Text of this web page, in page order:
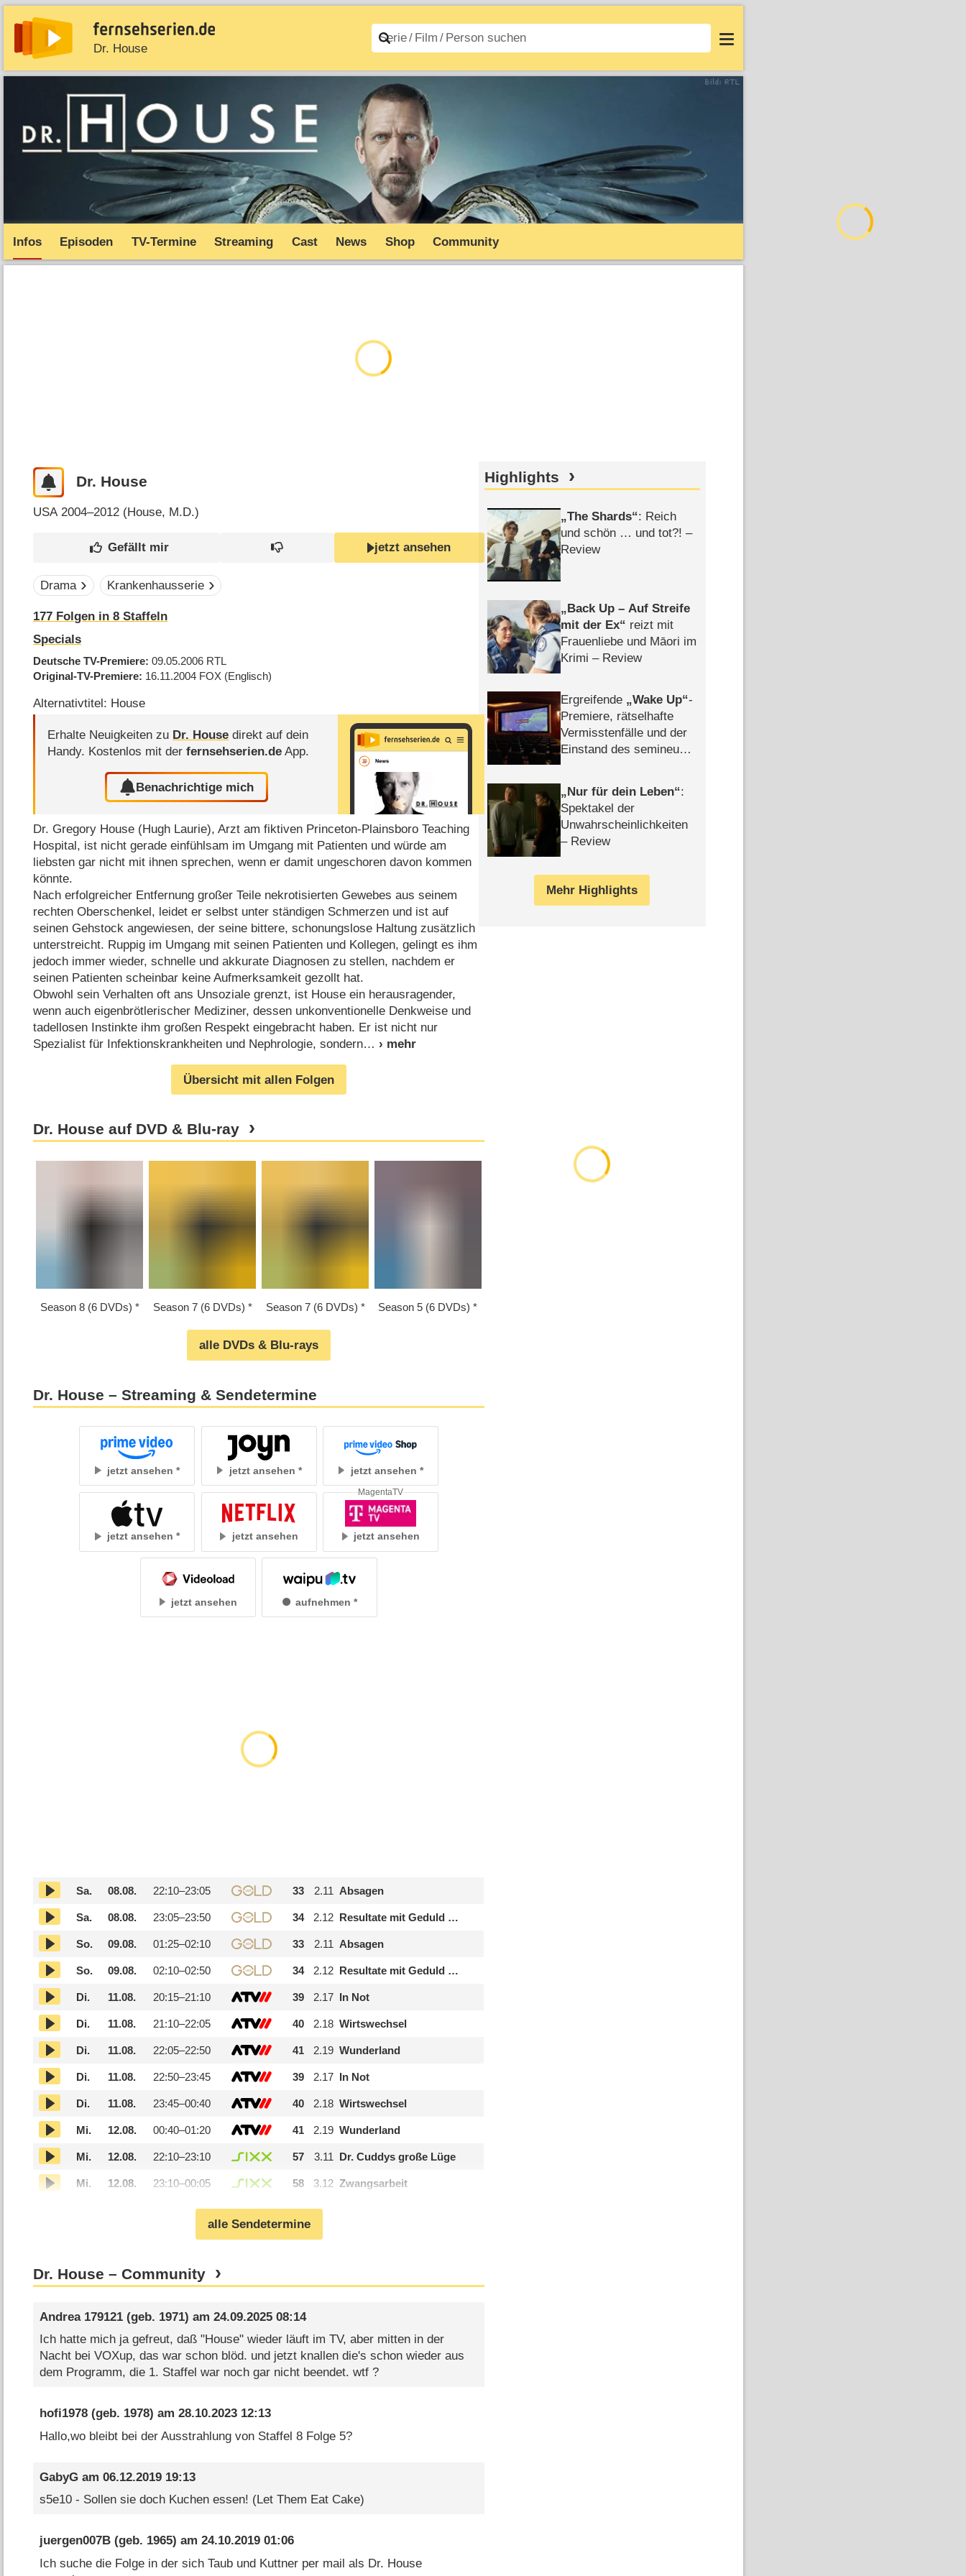
Dr. House
News Entdecken Streaming Filme A–Z Login
Infos Episoden TV-Termine Streaming Cast News Shop Community
Dr. House
USA 2004–2012 (House, M.D.)
jetzt ansehen
Drama Krankenhausserie
177 Folgen in8 Staffeln
Specials
Deutsche TV-Premiere 09.05.2006 RTL
Original-TV-Premiere 16.11.2004 FOX (Englisch)
Alternativtitel: House
Erhalte Neuigkeiten zu Dr. House direkt auf dein
Handy. Kostenlos mit derfernsehserien.de App.
Benachrichtige mich
Dr. Gregory House (Hugh Laurie), Arzt am fiktiven Princeton-Plainsboro Teaching
Hospital, ist nicht gerade einfühlsam im Umgang mit Patienten und würde am
liebsten gar nicht mit ihnen sprechen, wenn er damit ungeschoren davon kommen
könnte.
Nach erfolgreicher Entfernung großer Teile nekrotisierten Gewebes aus seinem
rechten Oberschenkel, leidet er selbst unter ständigen Schmerzen und ist auf
seinen Gehstock angewiesen, der seine bittere, schonungslose Haltung zusätzlich
unterstreicht. Ruppig im Umgang mit seinen Patienten und Kollegen, gelingt es ihm
jedoch immer wieder, schnelle und akkurate Diagnosen zu stellen, nachdem er
seinen Patienten scheinbar keine Aufmerksamkeit gezollt hat.
Obwohl sein Verhalten oft ans Unsoziale grenzt, ist House ein herausragender,
wenn auch eigenbrötlerischer Mediziner, dessen unkonventionelle Denkweise und
tadellosen Instinkte ihm großen Respekt eingebracht haben. Er ist nicht nur
Spezialist für Infektionskrankheiten und Nephrologie, sondern
Übersicht mit allen Folgen
Dr. House auf DVD & Blu-ray
Season 8 (6 DVDs) Season 7 (6 DVDs) Season 7 (6 DVDs) Season 5 (6 DVDs)
alle DVDs & Blu-rays
Dr. House – Streaming & Sendetermine
jetzt ansehen jetzt ansehen jetzt ansehen
jetzt ansehen jetzt ansehen jetzt ansehen
MagentaTV
jetzt ansehen aufnehmen
Sa. 08.08. 22:10–23:05 33 2.11 Absagen
Sa. 08.08. 23:05–23:50 34 2.12 Resultate mit Geduld …
So. 09.08. 01:25–02:10 33 2.11 Absagen
So. 09.08. 02:10–02:50 34 2.12 Resultate mit Geduld …
Di. 11.08. 20:15–21:10 39 2.17 In Not
Di. 11.08. 21:10–22:05 40 2.18 Wirtswechsel
Di. 11.08. 22:05–22:50 41 2.19 Wunderland
Di. 11.08. 22:50–23:45 39 2.17 In Not
Di. 11.08. 23:45–00:40 40 2.18 Wirtswechsel
Mi. 12.08. 00:40–01:20 41 2.19 Wunderland
Mi. 12.08. 22:10–23:10 57 3.11 Dr. Cuddys große Lüge
Mi. 12.08. 23:10–00:05 58 3.12 Zwangsarbeit
alle Sendetermine
Dr. House – Community
Andrea 179121(geb. 1971) am 24.09.2025 08:14
Ich hatte mich ja gefreut, daß "House" wieder läuft im TV, aber mitten in der
Nacht bei VOXup, das war schon blöd. und jetzt knallen die's schon wieder aus
dem Programm, die 1. Staffel war noch gar nicht beendet. wtf ?
hofi1978(geb. 1978) am 28.10.2023 12:13
Hallo,wo bleibt bei der Ausstrahlung von Staffel 8 Folge 5?
GabyGam 06.12.2019 19:13
s5e10 - Sollen sie doch Kuchen essen! (Let Them Eat Cake)
juergen007B(geb. 1965) am 24.10.2019 01:06
Ich suche die Folge in der sich Taub und Kuttner per mail als Dr. House
Highlights
The Shards : Reich
und schön … und tot?! –
Review
Back Up – Auf Streife
mit der Ex
reizt mit
Frauenliebe und Māori im
Krimi – Review
Ergreifende Wake Up -
Premiere, rätselhafte
Vermisstenfälle und der
Einstand des semineuen
Nur für dein Leben :
Spektakel der
Unwahrscheinlichkeiten
– Review
Mehr Highlights